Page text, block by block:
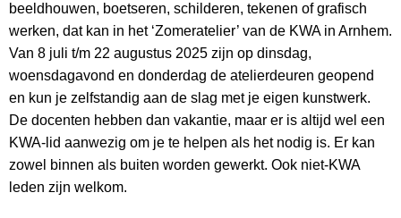
beeldhouwen, boetseren, schilderen, tekenen of grafisch
werken, dat kan in het ‘Zomeratelier’ van de KWA in Arnhem.
Van 8 juli t/m 22 augustus 2025 zijn op dinsdag,
woensdagavond en donderdag de atelierdeuren geopend
en kun je zelfstandig aan de slag met je eigen kunstwerk.
De docenten hebben dan vakantie, maar er is altijd wel een
KWA-lid aanwezig om je te helpen als het nodig is. Er kan
zowel binnen als buiten worden gewerkt. Ook niet-KWA
leden zijn welkom.